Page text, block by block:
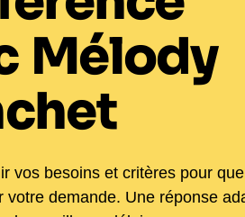
Mélody
vos besoins et critères pour
votre demande. Une réponse